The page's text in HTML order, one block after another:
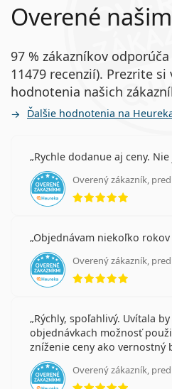
Overené
97 % zákazníkov
11479 recenzií). Prezrite si
hodnotenia našich
Ďalšie hodnotenia na
Rychle dodanue aj ceny. Nie
Overený zákazník,
Objednávam niekoľko
Overený zákazník,
Rýchly, spoľahlivý. Uvítala
objednávkach možnosť
zníženie ceny ako vernostný
Overený zákazník,